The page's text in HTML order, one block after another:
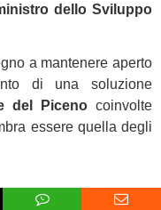
dello Sviluppo
a mantenere aperto
di una soluzione
del Picenocoinvolte
essere quella degli